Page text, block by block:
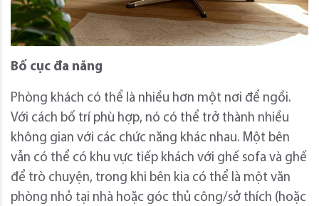
Bố cục đa năng
Phòng khách có thể là nhiều hơn một nơi để ngồi.
Với cách bố trí phù hợp, nó có thể trở thành nhiều
không gian với các chức năng khác nhau. Một bên
vẫn có thể có khu vực tiếp khách với ghế sofa và ghế
để trò chuyện, trong khi bên kia có thể là một văn
phòng nhỏ tại nhà hoặc góc thủ công/sở thích (hoặc